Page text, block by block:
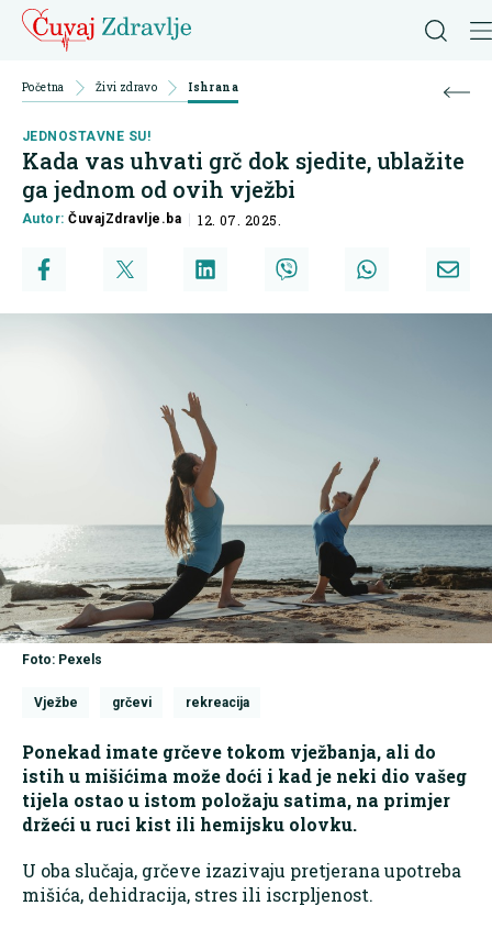
Početna Živi zdravo Ishrana
JEDNOSTAVNE SU!
Kada vas uhvati grč dok sjedite, ublažite
ga jednom od ovih vježbi
Autor:ČuvajZdravlje.ba 12. 07. 2025.
Foto: Pexels
Vježbe grčevi rekreacija
Ponekad imate grčeve tokom vježbanja, ali do
istih u mišićima može doći i kad je neki dio vašeg
tijela ostao u istom položaju satima, na primjer
držeći u ruci kist ili hemijsku olovku.
U oba slučaja, grčeve izazivaju pretjerana upotreba
mišića, dehidracija, stres ili iscrpljenost.